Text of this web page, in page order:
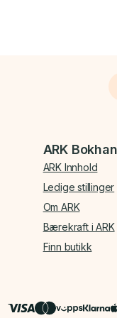
ARK
ARK Innhold
Ledige stillinger
Om ARK
Bærekraft i ARK
Finn butikk